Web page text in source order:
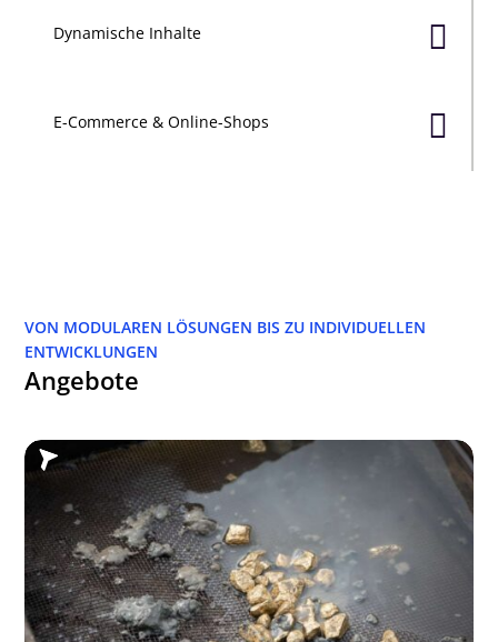

Dynamische Inhalte

E-Commerce & Online-Shops
VON MODULAREN LÖSUNGEN BIS ZU INDIVIDUELLEN
ENTWICKLUNGEN
Angebote